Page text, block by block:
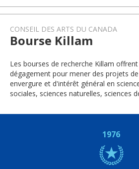
CONSEIL DES ARTS DU CANADA
Bourse Killam
Les bourses de recherche Killam
dégagement pour mener des projets
envergure et d'intérêt général en
sociales, sciences naturelles, sciences
1976